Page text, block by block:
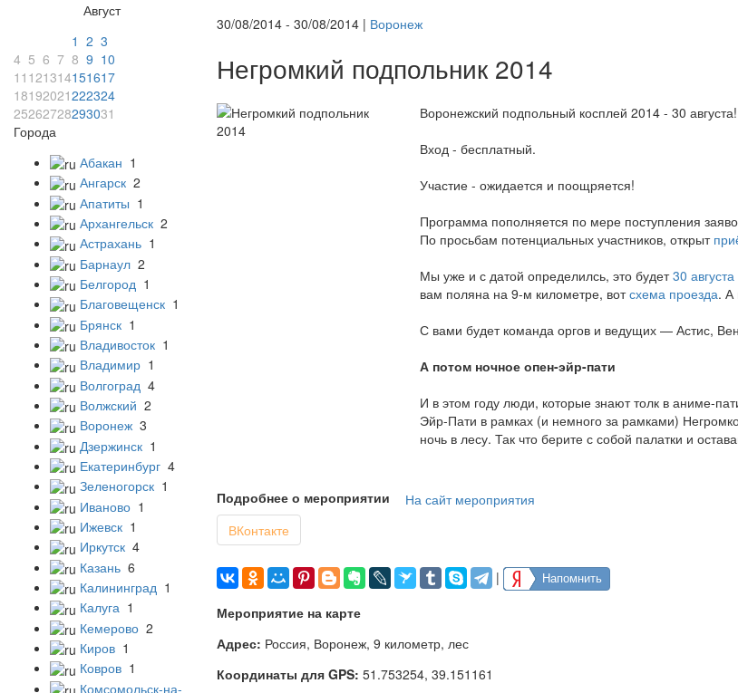
Август
1 2 3
4 5 6 7 8 9 10
11 121314151617
18192021222324
25262728293031
Города
Абакан 1
Ангарск 2
Апатиты 1
Архангельск 2
Астрахань 1
Барнаул 2
Белгород 1
Благовещенск 1
Брянск 1
Владивосток 1
Владимир 1
Волгоград 4
Волжский 2
Воронеж 3
Дзержинск 1
Екатеринбург 4
Зеленогорск 1
Иваново 1
Ижевск 1
Иркутск 4
Казань 6
Калининград 1
Калуга 1
Кемерово 2
Киров 1
Ковров 1
Комсомольск-на-
30/08/2014 - 30/08/2014 | Воронеж
Негромкий подпольник 2014
Воронежский подпольный косплей 2014 - 30 августа!
Вход - бесплатный.
Участие - ожидается и поощряется!
Программа пополняется по мере поступления
По просьбам потенциальных участников, открыт
Мы уже и с датой определилсь, это будет30
вам поляна на 9-м километре, вотсхема проезда. А
С вами будет команда оргов и ведущих — Астис,
А потом ночное опен-эйр-пати
И в этом году люди, которые знают толк в аниме-
Эйр-Пати в рамках (и немного за рамками)
ночь в лесу. Так что берите с собой палатки и
Подробнее о мероприятии
На сайт мероприятия
ВКонтакте
| Напомнить
Мероприятие на карте
Адрес: Россия, Воронеж, 9 километр, лес
Координаты для GPS: 51.753254, 39.151161